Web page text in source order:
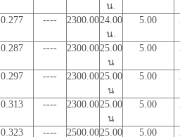
น.
0.277 ---- 2300.0024.00
น.
5.00
0.287 ---- 2300.0025.00
น
5.00
0.297 ---- 2300.0025.00
น
5.00
0.313 ---- 2300.0025.00
น
5.00
0.323 ---- 2500.0025.00
5.00